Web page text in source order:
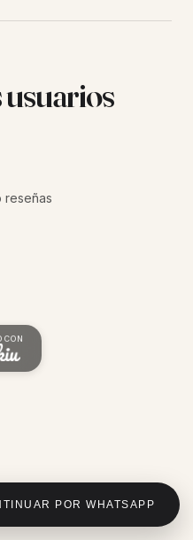
POR WHATSAPP
usuarios
reseñas
CON